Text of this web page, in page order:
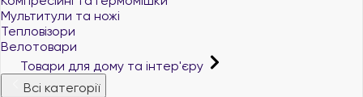
Мультитули та ножі
Тепловізори
Велотовари
Товари для дому та інтер'єру
Всі категорії